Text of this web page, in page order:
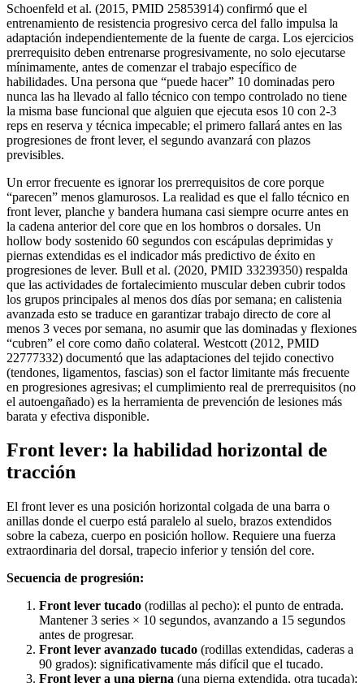
Schoenfeld et al. (2015, PMID 25853914) confirmó que el
entrenamiento de resistencia progresivo cerca del fallo impulsa la
adaptación independientemente de la fuente de carga. Los ejercicios
prerrequisito deben entrenarse progresivamente, no solo ejecutarse
mínimamente, antes de comenzar el trabajo específico de
habilidades. Una persona que “puede hacer” 10 dominadas pero
nunca las ha llevado al fallo técnico con tempo controlado no tiene
la misma base funcional que alguien que ejecuta esos 10 con 2-3
reps en reserva y técnica impecable; el primero fallará antes en las
progresiones de front lever, el segundo avanzará con plazos
previsibles.
Un error frecuente es ignorar los prerrequisitos de core porque
“parecen” menos glamurosos. La realidad es que el fallo técnico en
front lever, planche y bandera humana casi siempre ocurre antes en
la cadena anterior del core que en los hombros o dorsales. Un
hollow body sostenido 60 segundos con escápulas deprimidas y
piernas extendidas es el indicador más predictivo de éxito en
progresiones de lever. Bull et al. (2020, PMID 33239350) respalda
que las actividades de fortalecimiento muscular deben cubrir todos
los grupos principales al menos dos días por semana; en calistenia
avanzada esto se traduce en garantizar trabajo directo de core al
menos 3 veces por semana, no asumir que las dominadas y flexiones
“cubren” el core como daño colateral. Westcott (2012, PMID
22777332) documentó que las adaptaciones del tejido conectivo
(tendones, ligamentos, fascias) son el factor limitante más frecuente
en progresiones agresivas; el cumplimiento real de prerrequisitos (no
el autoengañado) es la herramienta de prevención de lesiones más
barata y efectiva disponible.
Front lever: la habilidad horizontal de
tracción
El front lever es una posición horizontal colgada de una barra o
anillas donde el cuerpo está paralelo al suelo, brazos extendidos
sobre la cabeza, cuerpo en posición hollow. Requiere una fuerza
extraordinaria del dorsal, trapecio inferior y tensión del core.
Secuencia de progresión:
Front lever tucado (rodillas al pecho): el punto de entrada.
Mantener 3 series × 10 segundos, avanzando a 15 segundos
antes de progresar.
Front lever avanzado tucado (rodillas extendidas, caderas a
90 grados): significativamente más difícil que el tucado.
Front lever a una pierna (una pierna extendida, otra tucada):